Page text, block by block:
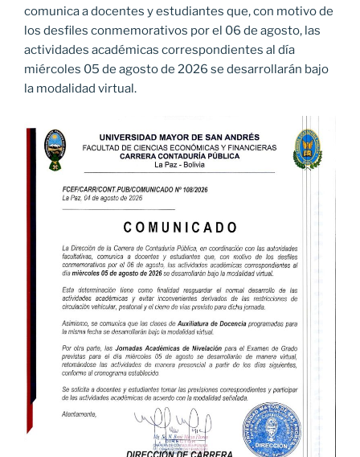
comunica a docentes y estudiantes que, con motivo de
los desfiles conmemorativos por el 06 de agosto, las
actividades académicas correspondientes al día
miércoles 05 de agosto de 2026 se desarrollarán bajo
la modalidad virtual.